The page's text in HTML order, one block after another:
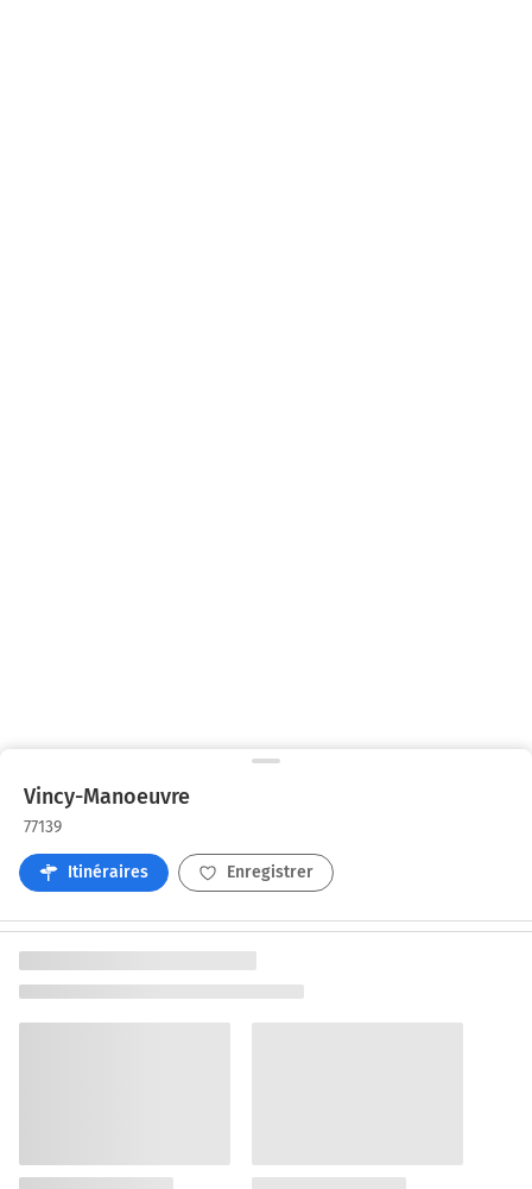
Vincy-Manoeuvre
77139
Itinéraires Enregistrer